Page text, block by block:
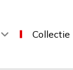
Collectie